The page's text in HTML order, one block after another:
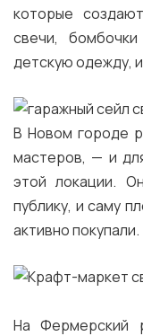
которые
свечи,
детскую одежду,
В Новом городе
мастеров, — и
этой локации.
публику, и саму
активно покупали.
На Фермерский